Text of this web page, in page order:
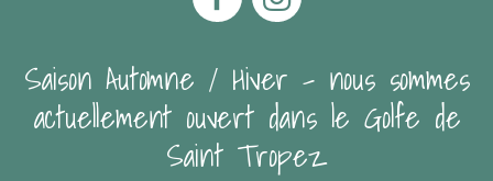
Saison Automne / Hiver - nous sommes
actuellement ouvert dans le Golfe de
Saint Tropez